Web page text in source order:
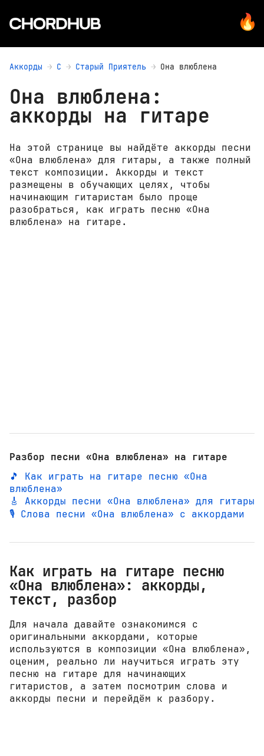
Аккорды С Старый Приятель Она влюблена
Она влюблена:
аккорды на гитаре
На этой странице вы найдёте аккорды песни
«Она влюблена» для гитары, а также полный
текст композиции. Аккорды и текст
размещены в обучающих целях, чтобы
начинающим гитаристам было проще
разобраться, как играть песню «Она
влюблена» на гитаре.
Разбор песни «Она влюблена» на гитаре
🎵 Как играть на гитаре песню «Она
влюблена»
🎸 Аккорды песни «Она влюблена» для гитары
🎙️ Слова песни «Она влюблена» с аккордами
Как играть на гитаре песню
«Она влюблена»: аккорды,
текст, разбор
Для начала давайте ознакомимся с
оригинальными аккордами, которые
используются в композиции «Она влюблена»,
оценим, реально ли научиться играть эту
песню на гитаре для начинающих
гитаристов, а затем посмотрим слова и
аккорды песни и перейдём к разбору.